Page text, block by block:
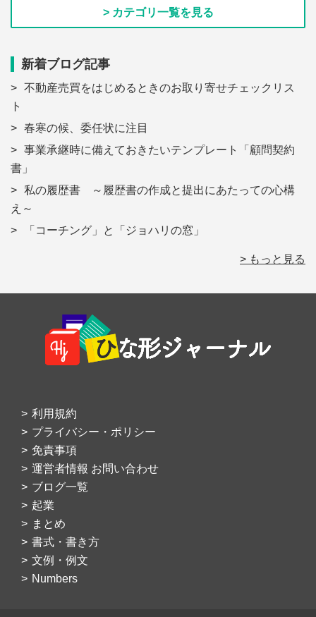
> カテゴリ一覧を見る
新着ブログ記事
不動産売買をはじめるときのお取り寄せチェックリス
ト
春寒の候、委任状に注目
事業承継時に備えておきたいテンプレート「顧問契約
書」
私の履歴書 ～履歴書の作成と提出にあたっての心構
え～
「コーチング」と「ジョハリの窓」
> もっと見る
Footer
利用規約
プライバシー・ポリシー
免責事項
運営者情報 お問い合わせ
ブログ一覧
起業
まとめ
書式・書き方
文例・例文
Numbers